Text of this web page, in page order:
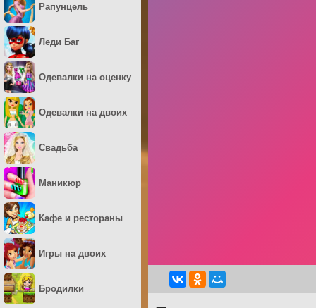
Рапунцель
Леди Баг
Одевалки на оценку
Одевалки на двоих
Свадьба
Маникюр
Кафе и рестораны
Игры на двоих
Бродилки